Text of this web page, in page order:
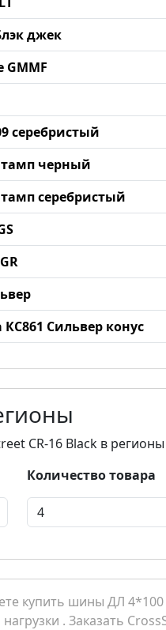
джек
GMMF
серебристый
черный
серебристый
КС861 Сильвер конус
CR-16 Black в регионы
Количество товара
купить шины ДЛ 4*100
. Заказать